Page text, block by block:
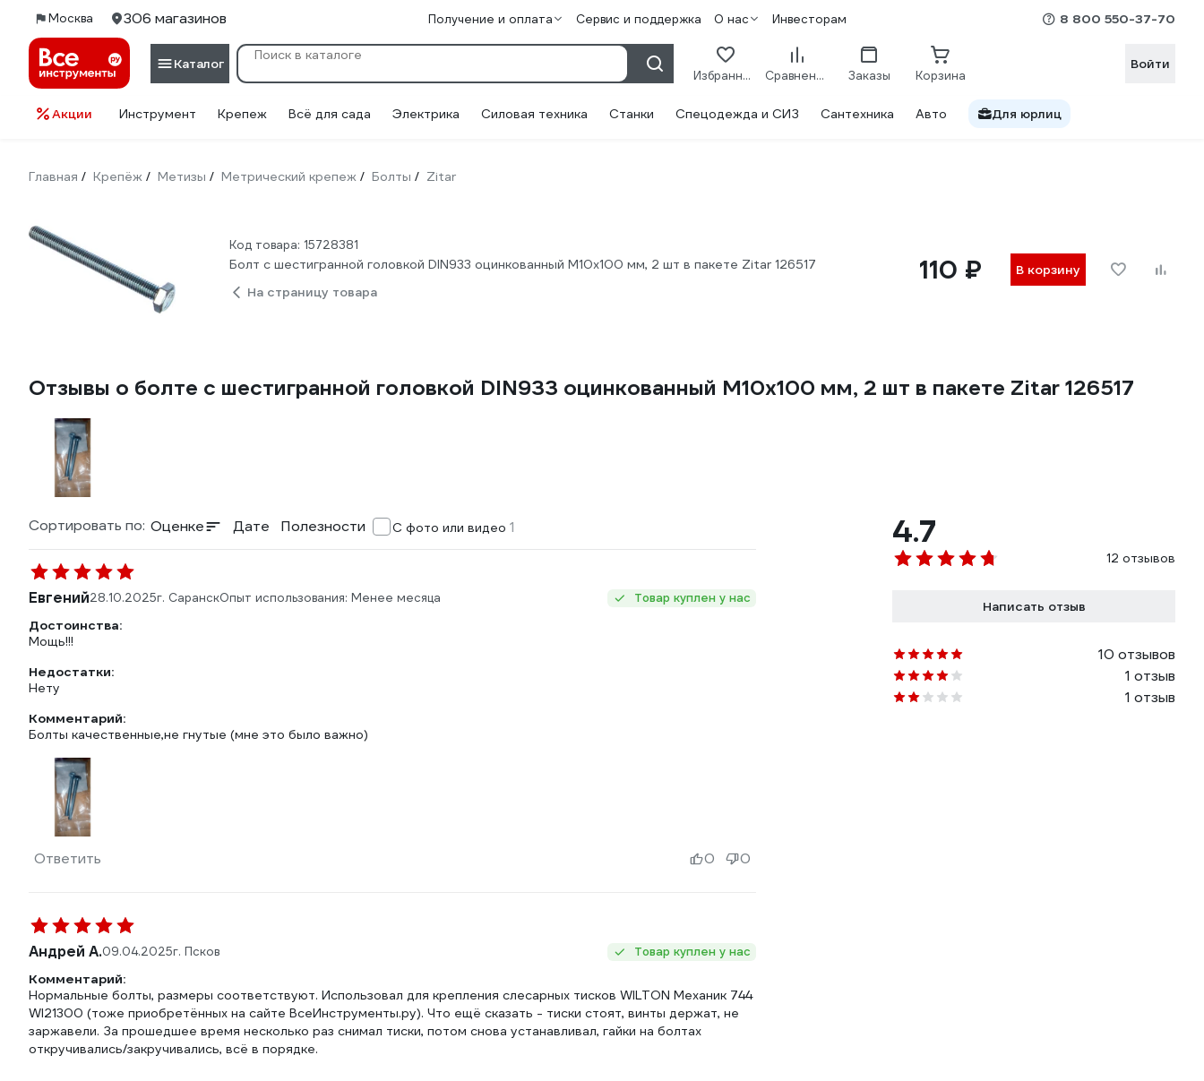
Москва 306 магазинов Получение и оплата Сервис и поддержка О нас Инвесторам 8 800 550-37-70
Каталог
Избранное Сравнение Заказы Корзина
Войти
Акции Инструмент Крепеж Всё для сада Электрика Силовая техника Станки Спецодежда и СИЗ Сантехника Авто Для юрлиц
Главная / Крепёж / Метизы / Метрический крепеж / Болты / Zitar
Код товара: 15728381
Болт с шестигранной головкой DIN933 оцинкованный М10x100 мм, 2 шт в пакете Zitar 126517
На страницу товара
110 ₽ В корзину
Отзывы о болте с шестигранной головкой DIN933 оцинкованный М10x100 мм, 2 шт в пакете Zitar 126517
Сортировать по: Оценке Дате Полезности С фото или видео 1
Евгений28.10.2025г. СаранскОпыт использования: Менее месяца Товар куплен у нас
Достоинства:
Мощь!!!
Недостатки:
Нету
Комментарий:
Болты качественные,не гнутые (мне это было важно)
Ответить 0 0
Андрей А.09.04.2025г. Псков Товар куплен у нас
Комментарий:
Нормальные болты, размеры соответствуют. Использовал для крепления слесарных тисков WILTON Механик 744
WI21300 (тоже приобретённых на сайте ВсеИнструменты.ру). Что ещё сказать - тиски стоят, винты держат, не
заржавели. За прошедшее время несколько раз снимал тиски, потом снова устанавливал, гайки на болтах
откручивались/закручивались, всё в порядке.
4.7
12 отзывов
Написать отзыв
10 отзывов
1 отзыв
1 отзыв